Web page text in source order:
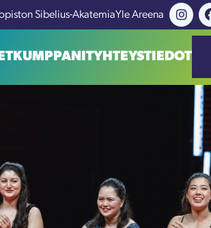
Sibelius-AkatemiaYle Areena
KUMPPANITYHTEYSTIEDOT